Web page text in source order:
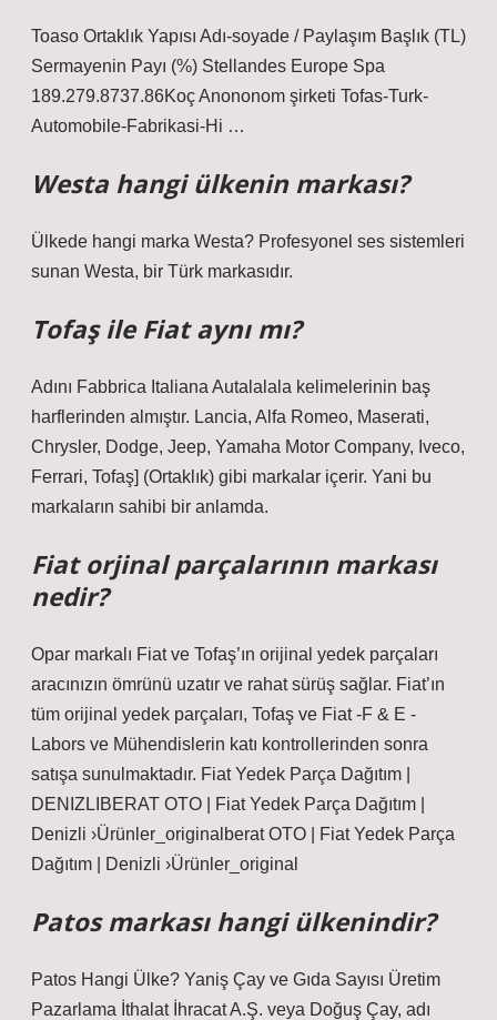
Toaso Ortaklık Yapısı Adı-soyade / Paylaşım Başlık (TL)
Sermayenin Payı (%) Stellandes Europe Spa
189.279.8737.86Koç Anononom şirketi Tofas-Turk-
Automobile-Fabrikasi-Hi …
Westa hangi ülkenin markası?
Ülkede hangi marka Westa? Profesyonel ses sistemleri
sunan Westa, bir Türk markasıdır.
Tofaş ile Fiat aynı mı?
Adını Fabbrica Italiana Autalalala kelimelerinin baş
harflerinden almıştır. Lancia, Alfa Romeo, Maserati,
Chrysler, Dodge, Jeep, Yamaha Motor Company, Iveco,
Ferrari, Tofaş] (Ortaklık) gibi markalar içerir. Yani bu
markaların sahibi bir anlamda.
Fiat orjinal parçalarının markası
nedir?
Opar markalı Fiat ve Tofaş’ın orijinal yedek parçaları
aracınızın ömrünü uzatır ve rahat sürüş sağlar. Fiat’ın
tüm orijinal yedek parçaları, Tofaş ve Fiat -F & E -
Labors ve Mühendislerin katı kontrollerinden sonra
satışa sunulmaktadır. Fiat Yedek Parça Dağıtım |
DENIZLIBERAT OTO | Fiat Yedek Parça Dağıtım |
Denizli ›Ürünler_originalberat OTO | Fiat Yedek Parça
Dağıtım | Denizli ›Ürünler_original
Patos markası hangi ülkenindir?
Patos Hangi Ülke? Yaniş Çay ve Gıda Sayısı Üretim
Pazarlama İthalat İhracat A.Ş. veya Doğuş Çay, adı